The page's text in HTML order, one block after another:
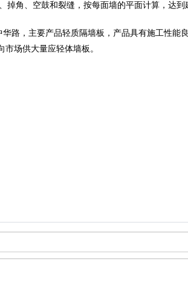
角、空鼓和裂缝，按每面墙的平面计算，达到
路，主要产品轻质隔墙板，产品具有施工性能
场供大量应轻体墙板。